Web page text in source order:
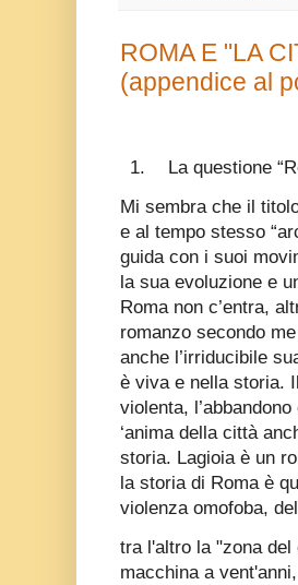
ROMA E "LA
(appendice al
1.
La questione
Mi sembra che il
e al tempo stesso
guida con i suoi
la sua evoluzione e
Roma non c’entra,
romanzo secondo
anche l’irriducibile
è viva e nella storia.
violenta,
‘anima della città
storia. Lagioia è un
la storia di Roma è
violenza omofoba,
tra l'altro la "zona
macchina a